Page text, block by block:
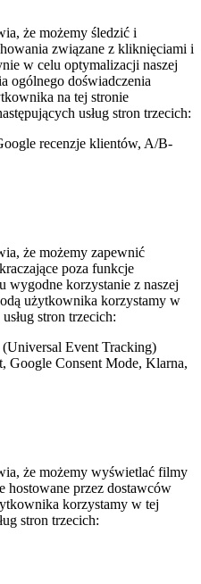
że możemy śledzić i
związane z kliknięciami i
w celu optymalizacji naszej
ogólnego doświadczenia
na tej stronie
usług stron trzecich:
recenzje klientów, A/B-
że możemy zapewnić
poza funkcje
wygodne korzystanie z naszej
użytkownika korzystamy w
stron trzecich:
Event Tracking)
Google Consent Mode, Klarna,
że możemy wyświetlać filmy
hostowane przez dostawców
korzystamy w tej
stron trzecich: